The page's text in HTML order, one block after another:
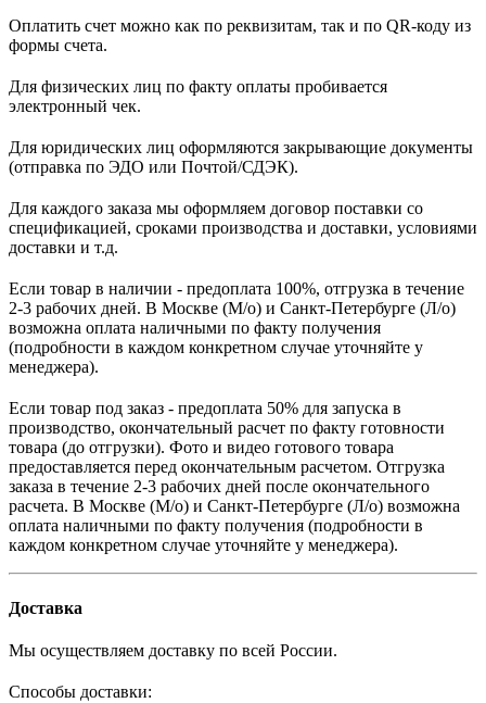
Оплатить счет можно как по реквизитам, так и по QR-коду из
формы счета.
Для физических лиц по факту оплаты пробивается
электронный чек.
Для юридических лиц оформляются закрывающие документы
(отправка по ЭДО или Почтой/СДЭК).
Для каждого заказа мы оформляем договор поставки со
спецификацией, сроками производства и доставки, условиями
доставки и т.д.
Если товар в наличии - предоплата 100%, отгрузка в течение
2-3 рабочих дней. В Москве (М/о) и Санкт-Петербурге (Л/о)
возможна оплата наличными по факту получения
(подробности в каждом конкретном случае уточняйте у
менеджера).
Если товар под заказ - предоплата 50% для запуска в
производство, окончательный расчет по факту готовности
товара (до отгрузки). Фото и видео готового товара
предоставляется перед окончательным расчетом. Отгрузка
заказа в течение 2-3 рабочих дней после окончательного
расчета. В Москве (М/о) и Санкт-Петербурге (Л/о) возможна
оплата наличными по факту получения (подробности в
каждом конкретном случае уточняйте у менеджера).
Доставка
Мы осуществляем доставку по всей России.
Способы доставки: